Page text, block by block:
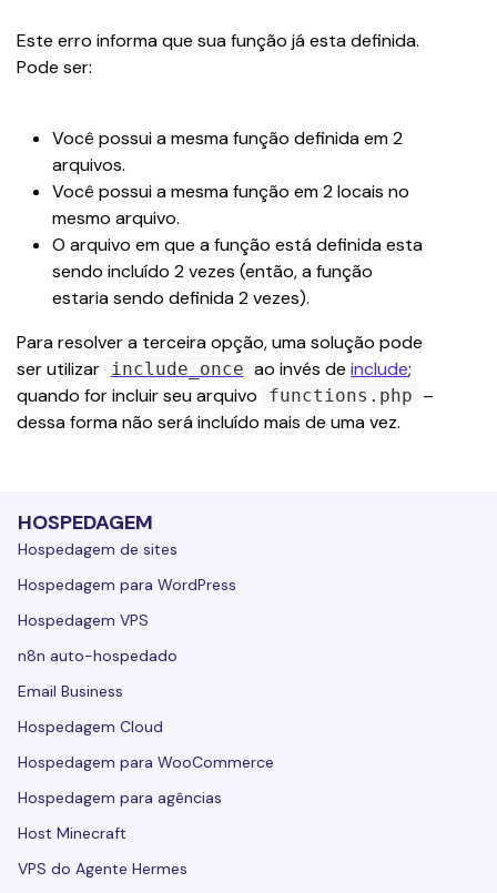
Este erro informa que sua função já esta definida.
Pode ser:
Você possui a mesma função definida em 2
arquivos.
Você possui a mesma função em 2 locais no
mesmo arquivo.
O arquivo em que a função está definida esta
sendo incluído 2 vezes (então, a função
estaria sendo definida 2 vezes).
Para resolver a terceira opção, uma solução pode
ser utilizar include_once ao invés de include;
quando for incluir seu arquivo
functions.php –
dessa forma não será incluído mais de uma vez.
HOSPEDAGEM
Hospedagem de sites
Hospedagem para WordPress
Hospedagem VPS
n8n auto-hospedado
Email Business
Hospedagem Cloud
Hospedagem para WooCommerce
Hospedagem para agências
Host Minecraft
VPS do Agente Hermes